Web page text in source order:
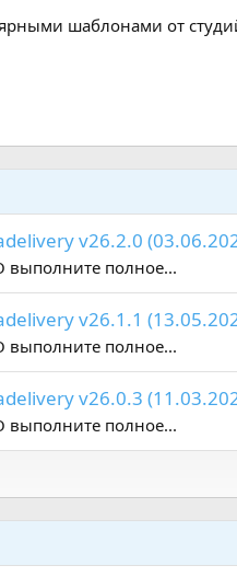
шаблонами от
v26.2.0
полное...
v26.1.1
полное...
v26.0.3
полное...